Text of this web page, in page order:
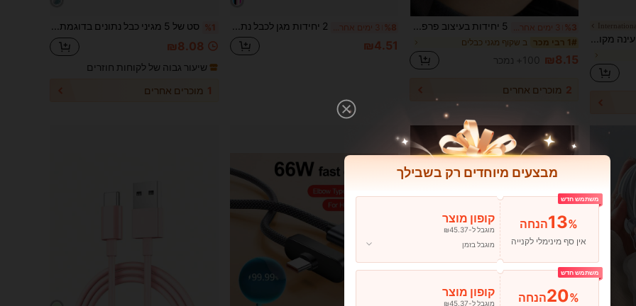
Apple כבל טעינה מקורי של אפל מסוג USB-C קלוע באורך מטר אחד
%3 5 יחידות בעיצוב פרפר [מגן מטען 20W לאיחוד האירופי] מגן שקע טעינה שקוף ומגן כבל נגד שבירה תואם לאייפון 11/12 13/14/15/16 פרו מקס/פלוס | מגן משולב 2 ב-1, תקן 20W לאיחוד האירופי
1# רבי מכר ב שקוף מגני כבלים
₪8.15 100+ נמכר
2 מוכרים אחרים
%8 2 יחידות מגן לכבל נתונים, מגן כבל טעינה נגד שבירה, חומר שרף, ללא צורך בסוללה, מתאים ל-Type-C-Type-C, עבור Type-C-
₪4.51
%1 סט של 5 מגיני כבל נתונים בדוגמת צדף כחול, תואם למטען Apple 16 15 20W עבור 14 13 12 לטעינה מהירה, עיצוב אוקיינוס, מתנת קיץ
₪8.08
שיעור גבוה של לקוחות חוזרים
1 מוכרים אחרים
מבצעים מיוחדים רק בשבילך
משתמש חדש
13%הנחה
אין סף מינימלי לקנייה
קופון מוצר
מוגבל ל-₪45.37
מוגבל בזמן
משתמש חדש
20%הנחה קופון מוצר
מוגבל ל-₪45.37